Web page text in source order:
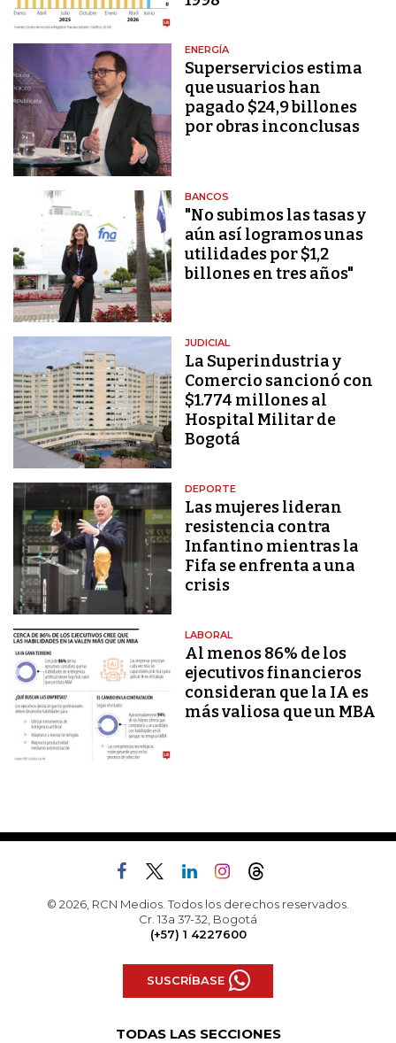
ENERGÍA
Superservicios estima
que usuarios han
pagado $24,9 billones
por obras inconclusas
BANCOS
"No subimos las tasas y
aún así logramos unas
utilidades por $1,2
billones en tres años"
JUDICIAL
La Superindustria y
Comercio sancionó con
$1.774 millones al
Hospital Militar de
Bogotá
DEPORTE
Las mujeres lideran
resistencia contra
Infantino mientras la
Fifa se enfrenta a una
crisis
LABORAL
Al menos 86% de los
ejecutivos financieros
consideran que la IA es
más valiosa que un MBA
© 2026, RCN Medios. Todos los derechos reservados.
Cr. 13a 37-32, Bogotá
(+57) 1 4227600
SUSCRÍBASE
TODAS LAS SECCIONES